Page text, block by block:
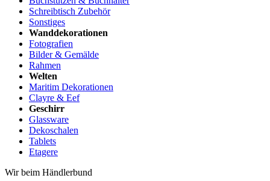
Schreibtisch Zubehör
Sonstiges
Wanddekorationen
Fotografien
Bilder & Gemälde
Rahmen
Welten
Maritim Dekorationen
Clayre & Eef
Geschirr
Glassware
Dekoschalen
Tablets
Etagere
Wir beim Händlerbund